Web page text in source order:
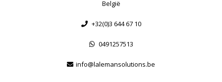
België
+32(0)3 644 67 10
0491257513
info@lalemansolutions.be